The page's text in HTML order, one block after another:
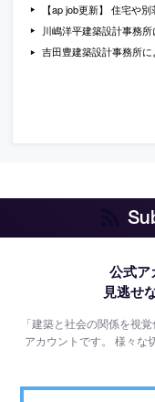
【ap job更新】 住宅や別荘の設計を中心
川嶋洋平建築設計事務所による、福岡市の店舗「RIM.ARK_fukuoka」。通路からの洋服の
吉田豊建築設計事務所による、広島市の「己斐中の家」。市街地を囲む山裾のひな壇状造成地の
公式ア
見逃せ
「建築と社会の関係を視
アカウントです。様々な